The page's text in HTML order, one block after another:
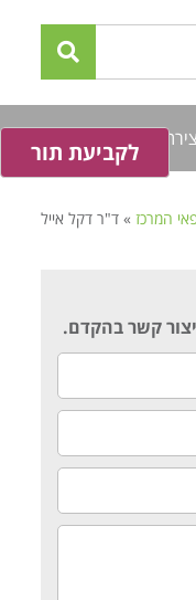
קשרלקביעת תור
המרכז » ד"ר דקל אייל
קשר בהקדם.